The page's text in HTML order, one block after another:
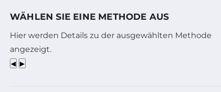
WÄHLEN SIE EINE METHODE AUS
Hier werden Details zu der ausgewählten Methode
angezeigt.
◀ ▶